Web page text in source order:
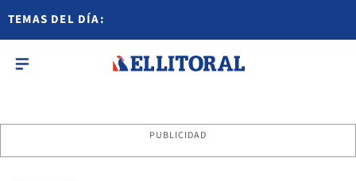
TEMAS DEL DÍA:
PUBLICIDAD